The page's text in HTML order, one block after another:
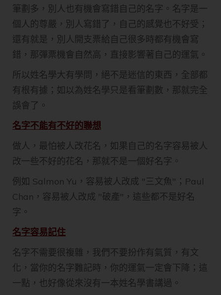
筆劃多，別人也有機會寫錯自己的名字。名字是一
個人的尊嚴，別人寫錯了，自己的感覺也不好受；
還有就是，別人開支票給自己很多時都有機會寫
錯，那彈票機會自然高，直接影響著自己的運氣。
所以姓名學大有學問，絕不是迷信的東西，全部都
有根有據；如以為姓名學只是看筆劃數，那就完全
誤會了。
名字不能有不好的聯想
做人，最怕被人改花名，如果自己的名字容易被人
改一些不好的花名，那就不是一個好名字。
例如 Salmon Yu，容易被人改成 "三文魚"；Paul
Chan，容易被人改成 "破產"，這些都不是好名
字。
名字容易記住
名字不需要很複雜，我們不要扮作有氣質，有文
化，當你的名字難記時，你的運氣一定會下降；這
一點，也好像從來沒有一本姓名學書講過。